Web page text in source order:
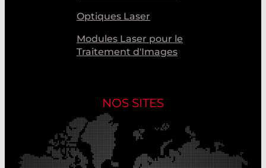
Optiques Laser
Modules Laser pour le
Traitement d'Images
NOS SITES